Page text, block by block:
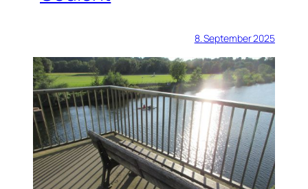
8. September 2025